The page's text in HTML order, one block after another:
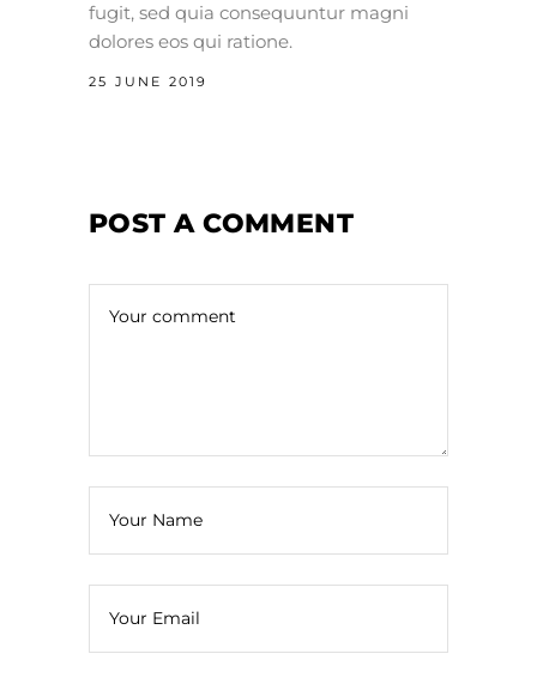
fugit, sed quia consequuntur magni
dolores eos qui ratione.
25 JUNE 2019
POST A COMMENT